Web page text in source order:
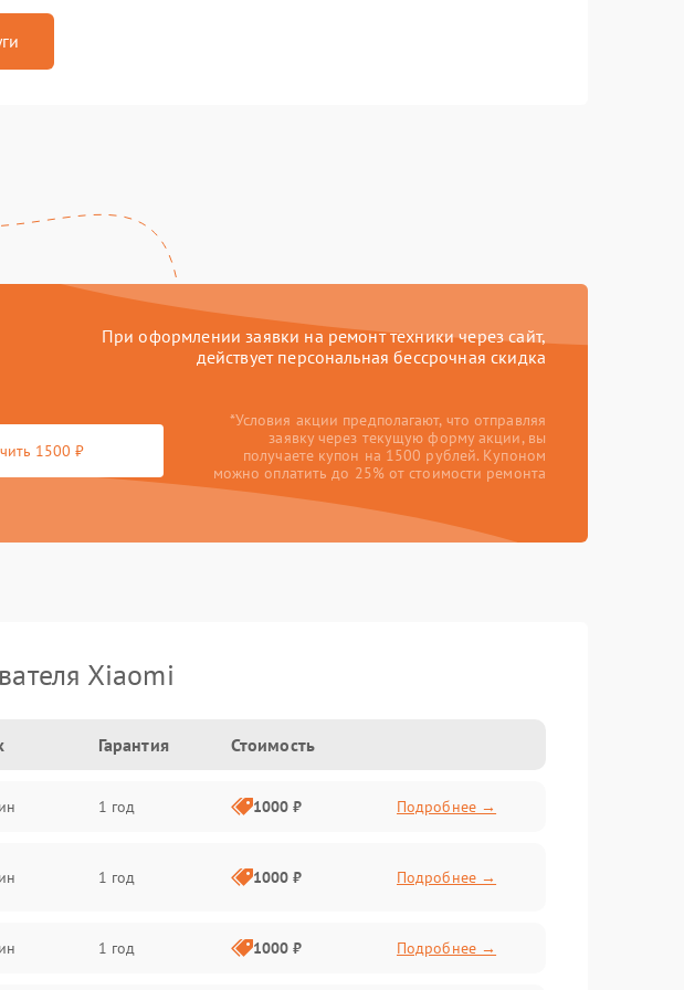
При оформлении заявки на ремонт техники через сайт,
действует персональная бессрочная скидка
1500 ₽
*Условия акции предполагают, что отправляя
заявку через текущую форму акции, вы
получаете купон на 1500 рублей. Купоном
можно оплатить до 25% от стоимости ремонта
Xiaomi
Гарантия Стоимость
1 год 1000 ₽ Подробнее →
1 год 1000 ₽ Подробнее →
1 год 1000 ₽ Подробнее →